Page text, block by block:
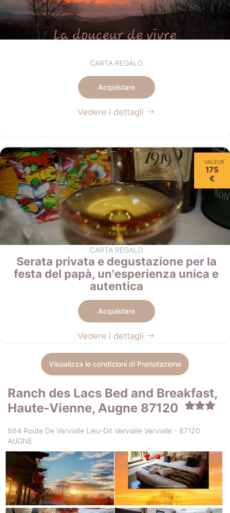
CARTA REGALO
Acquistare
Vedere i dettagli
VALEUR
175
€
CARTA REGALO
Serata privata e degustazione per la
festa del papà, un'esperienza unica e
autentica
Acquistare
Vedere i dettagli
Visualizza le condizioni di Prenotazione
Ranch des Lacs Bed and Breakfast,
Haute-Vienne, Augne 87120
984 Route De Vervialle Lieu-Dit Vervialle Vervialle - 87120
AUGNE